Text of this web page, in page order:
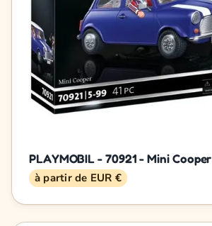
PLAYMOBIL - 70921 - Mini Cooper
à partir de EUR €